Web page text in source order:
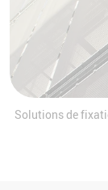
Solutions de